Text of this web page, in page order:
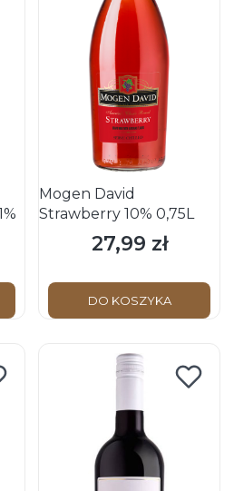
Mogen David
Strawberry 10% 0,75L
Cena
27,99 zł
DO KOSZYKA